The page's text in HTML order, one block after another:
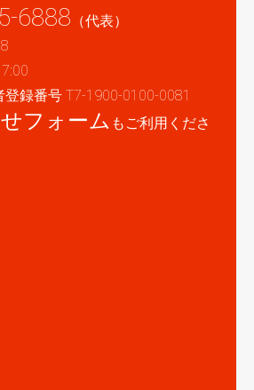
6888 （代表）
録番号 T7-1900-0100-0081
フォーム もご利用くださ